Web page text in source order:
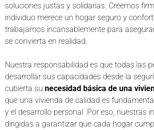
soluciones justas y solidarias. Creemos
individuo merece un hogar seguro y
trabajamos incansablemente para
se convierta en realidad.
Nuestra responsabilidad es que todas las
desarrollar sus capacidades desde la
cubierta su necesidad básica de una
que una vivienda de calidad es
y el desarrollo personal. Por eso, nuestras
dirigidas a garantizar que cada hogar